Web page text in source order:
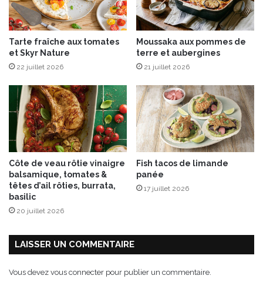
n
a
l
e
s
&
a
n
d
e
s
e
s
e
b
e
v
e
Tarte fraîche aux tomates
et Skyr Nature
22 juillet 2026
Moussaka aux pommes de
terre et aubergines
21 juillet 2026
Côte de veau rôtie vinaigre
balsamique, tomates &
têtes d’ail rôties, burrata,
basilic
20 juillet 2026
Fish tacos de limande
panée
17 juillet 2026
LAISSER UN COMMENTAIRE
Vous devez vous connecter pour publier un commentaire.